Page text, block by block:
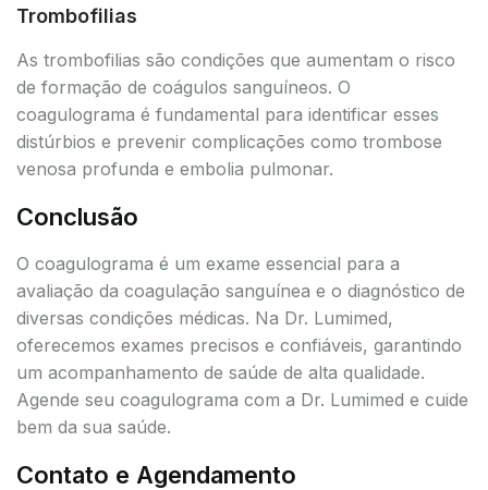
Trombofilias
As trombofilias são condições que aumentam o risco
de formação de coágulos sanguíneos. O
coagulograma é fundamental para identificar esses
distúrbios e prevenir complicações como trombose
venosa profunda e embolia pulmonar.
Conclusão
O coagulograma é um exame essencial para a
avaliação da coagulação sanguínea e o diagnóstico de
diversas condições médicas. Na Dr. Lumimed,
oferecemos exames precisos e confiáveis, garantindo
um acompanhamento de saúde de alta qualidade.
Agende seu coagulograma com a Dr. Lumimed e cuide
bem da sua saúde.
Contato e Agendamento